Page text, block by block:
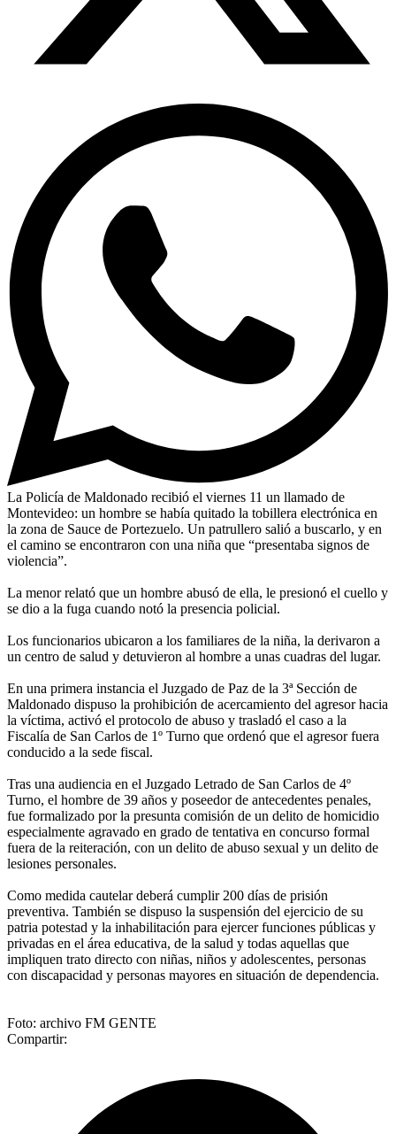
La Policía de Maldonado recibió el viernes 11 un llamado de
Montevideo: un hombre se había quitado la tobillera electrónica en
la zona de Sauce de Portezuelo. Un patrullero salió a buscarlo, y en
el camino se encontraron con una niña que “presentaba signos de
violencia”.
La menor relató que un hombre abusó de ella, le presionó el cuello y
se dio a la fuga cuando notó la presencia policial.
Los funcionarios ubicaron a los familiares de la niña, la derivaron a
un centro de salud y detuvieron al hombre a unas cuadras del lugar.
En una primera instancia el Juzgado de Paz de la 3ª Sección de
Maldonado dispuso la prohibición de acercamiento del agresor hacia
la víctima, activó el protocolo de abuso y trasladó el caso a la
Fiscalía de San Carlos de 1º Turno que ordenó que el agresor fuera
conducido a la sede fiscal.
Tras una audiencia en el Juzgado Letrado de San Carlos de 4º
Turno, el hombre de 39 años y poseedor de antecedentes penales,
fue formalizado por la presunta comisión de un delito de homicidio
especialmente agravado en grado de tentativa en concurso formal
fuera de la reiteración, con un delito de abuso sexual y un delito de
lesiones personales.
Como medida cautelar deberá cumplir 200 días de prisión
preventiva. También se dispuso la suspensión del ejercicio de su
patria potestad y la inhabilitación para ejercer funciones públicas y
privadas en el área educativa, de la salud y todas aquellas que
impliquen trato directo con niñas, niños y adolescentes, personas
con discapacidad y personas mayores en situación de dependencia.
Foto: archivo FM GENTE
Compartir: